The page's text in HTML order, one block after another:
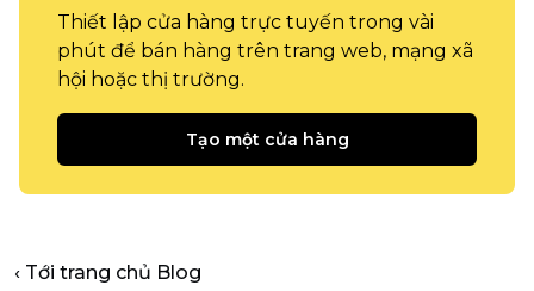
Thiết lập cửa hàng trực tuyến trong vài
phút để bán hàng trên trang web, mạng xã
hội hoặc thị trường.
Tạo một cửa hàng
‹ Tới trang chủ Blog